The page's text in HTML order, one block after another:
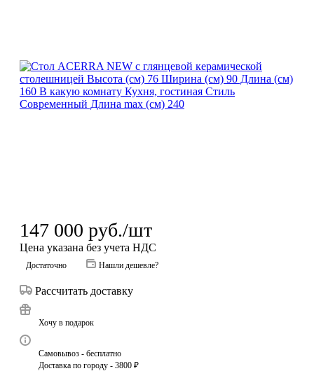
147 000 руб./шт
Цена указана без учета НДС
Достаточно Нашли дешевле?
Рассчитать доставку
Хочу в подарок
Самовывоз - бесплатно
Доставка по городу - 3800 ₽